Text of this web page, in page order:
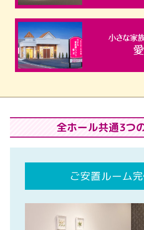
全ホール共通3つ
ご安置ルーム